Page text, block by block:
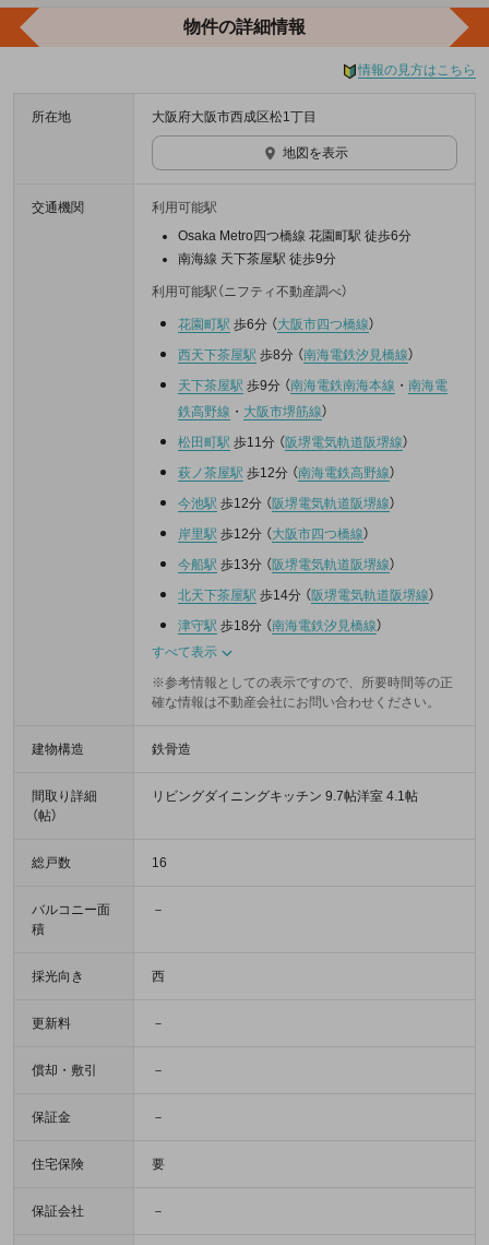
物件の詳細情報
情報の見方はこちら
所在地 大阪府大阪市西成区松1丁目
地図を表示
交通機関
利用可能駅
Osaka Metro四つ橋線 花園町駅 徒歩6分
南海線 天下茶屋駅 徒歩9分
利用可能駅（ニフティ不動産調べ）
花園町駅 歩6分 （大阪市四つ橋線）
西天下茶屋駅 歩8分 （南海電鉄汐見橋線）
天下茶屋駅 歩9分 （南海電鉄南海本線 ・ 南海電
鉄高野線 ・ 大阪市堺筋線）
松田町駅 歩11分 （ 阪堺電気軌道阪堺線）
萩ノ茶屋駅 歩12分 （南海電鉄高野線）
今池駅 歩12分 （ 阪堺電気軌道阪堺線）
岸里駅 歩12分 （大阪市四つ橋線）
今船駅 歩13分 （ 阪堺電気軌道阪堺線）
北天下茶屋駅 歩14分 （ 阪堺電気軌道阪堺線）
津守駅 歩18分 （南海電鉄汐見橋線）
すべて表示
※参考情報としての表示ですので、所要時間等の正
確な情報は不動産会社にお問い合わせください。
建物構造 鉄骨造
間取り詳細
（帖）
リビングダイニングキッチン 9.7帖洋室 4.1帖
総戸数 16
バルコニー面
積
－
採光向き 西
更新料 －
償却・敷引 －
保証金 －
住宅保険 要
保証会社 －